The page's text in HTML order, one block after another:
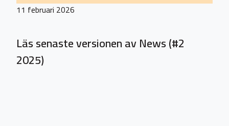
11 februari 2026
Läs senaste versionen av News (#2
2025)